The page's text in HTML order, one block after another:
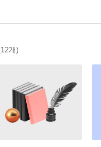
개)